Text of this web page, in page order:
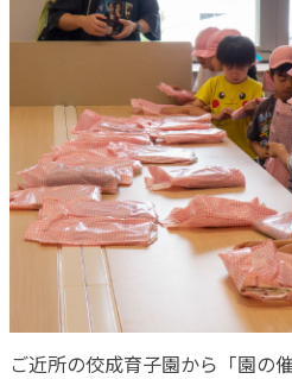
ご近所の佼成育子園から「園の